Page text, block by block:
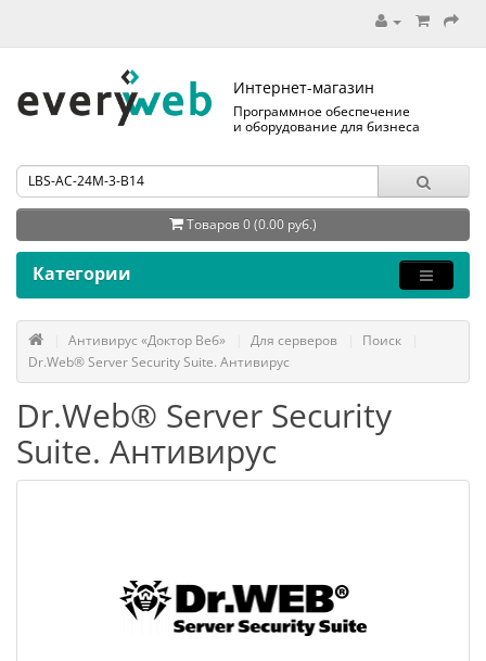
Интернет-магазин
Программное обеспечение
и оборудование для бизнеса
Товаров 0 (0.00 руб.)
Категории
Антивирус «Доктор Веб» Для серверов
Поиск
Dr.Web® Server Security Suite. Антивирус
Dr.Web® Server Security
Suite. Антивирус